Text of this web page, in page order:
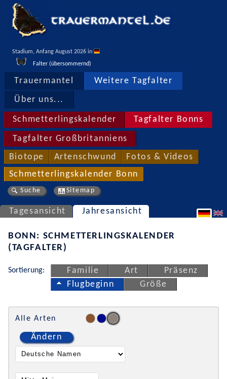
Stadium, Anfang August 2026 in
Falter (übersommernd)
Trauermantel Weitere Tagfalter
Über uns...
Schmetterlingskalender Tagfalter Bonns
Tagfalter Großbritanniens
Biotope Artenschwund Fotos & Videos
Schmetterlingskalender Bonn
Suche Sitemap
Tagesansicht Jahresansicht
BONN: SCHMETTERLINGSKALENDER
(TAGFALTER)
Sortierung: Familie Art
Präsenz
Flugbeginn
Größe
Alle Arten
Ändern